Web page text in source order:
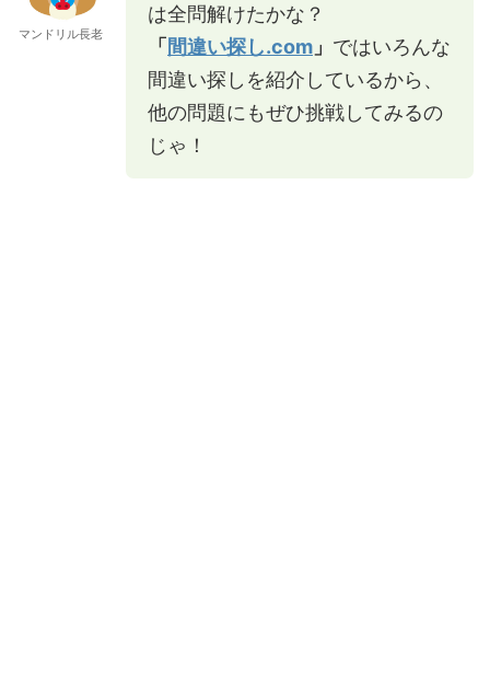
マンドリル長老
は全問解けたかな？
「 間違い探し.com 」 ではいろんな
間違い探しを紹介しているから、
他の問題にもぜひ挑戦してみるの
じゃ！